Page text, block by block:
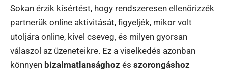
Sokan érzik kísértést, hogy rendszeresen ellenőrizzék
partnerük online aktivitását, figyeljék, mikor volt
utoljára online, kivel cseveg, és milyen gyorsan
válaszol az üzeneteikre. Ez a viselkedés azonban
könnyen bizalmatlansághoz és szorongáshoz